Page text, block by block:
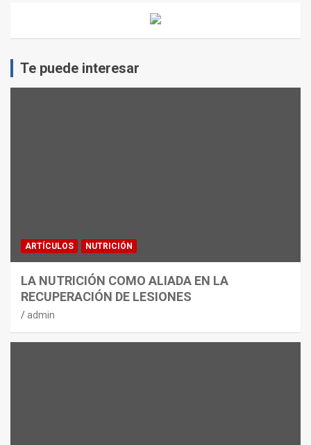
Te puede interesar
ARTÍCULOS NUTRICIÓN
LA NUTRICIÓN COMO ALIADA EN LA
RECUPERACIÓN DE LESIONES
admin